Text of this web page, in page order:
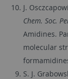
J.
Chem. Soc.
Amidines.
molecular
S. J.